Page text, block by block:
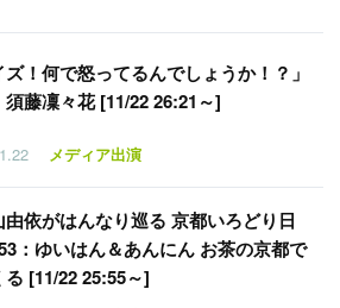
ズ！何で怒ってるんでしょうか！？」
出演：須藤凜々花 [11/22 26:21～]
メディア出演
由依がはんなり巡る 京都いろどり日
：ゆいはん＆あんにん お茶の京都で
る [11/22 25:55～]